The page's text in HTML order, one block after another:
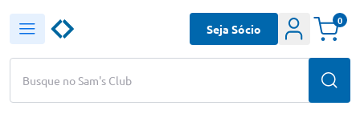
Busque no Sam's Club
Seja Sócio
0